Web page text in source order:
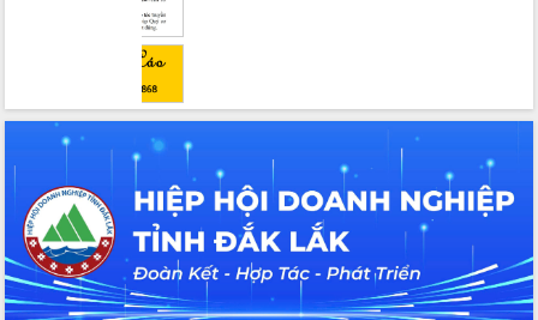
hai con số trong năm 2026
Tổ chức trang trọng Lễ hội Đền thờ
Lương Văn Chánh năm 2026
Phó Bí thư Tỉnh ủy Đắk Lắk Đỗ Hữu
Huy giữ chức Bí thư Đảng ủy Ủy Ban
Nhân dân tỉnh
Bệnh án điện tử thúc đẩy chuyển đổi
số y tế tại Đắk Lắk
Chuyển đổi số thư viện: Mở rộng
không gian tri thức trong thời đại số
Đánh giá, rút kinh nghiệm công tác tổ
chức diễn tập trước ngày bầu cử